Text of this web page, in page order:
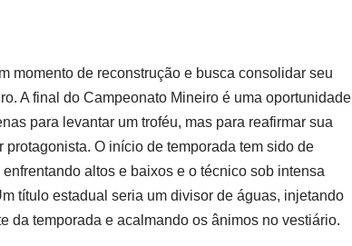
momento de reconstrução e busca consolidar seu
A final do Campeonato Mineiro é uma oportunidade
para levantar um troféu, mas para reafirmar sua
protagonista. O início de temporada tem sido de
altos e baixos e o técnico sob intensa
título estadual seria um divisor de águas, injetando
da temporada e acalmando os ânimos no vestiário.